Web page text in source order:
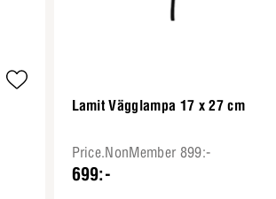
Lamit Vägglampa 17 x 27 cm
Price.NonMember 899:-
699:-